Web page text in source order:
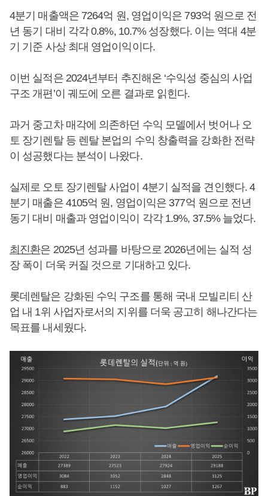
4분기 매출액은 7264억 원, 영업이익은 793억 원으로 전
년 동기 대비 각각 0.8%, 10.7% 성장했다. 이는 역대 4분
기 기준 사상 최대 영업이익이다.
이번 실적은 2024년부터 추진해온 ‘수익성 중심의 사업
구조 개편’이 궤도에 오른 결과로 읽힌다.
과거 중고차 매각에 의존하던 수익 모델에서 벗어나 오
토 장기렌탈 등 렌탈 본업의 수익 창출력을 강화한 전략
이 성공했다는 분석이 나왔다.
실제로 오토 장기렌탈 사업이 4분기 실적을 견인했다. 4
분기 매출은 4105억 원, 영업이익은 377억 원으로 전년
동기 대비 매출과 영업이익이 각각 1.9%, 37.5% 늘었다.
최진환은 2025년 성과를 바탕으로 2026년에는 실적 성
장 폭이 더욱 커질 것으로 기대하고 있다.
롯데렌탈은 강화된 수익 구조를 통해 국내 모빌리티 산
업 내 1위 사업자로서의 지위를 더욱 공고히 해나간다는
목표를 내세웠다.